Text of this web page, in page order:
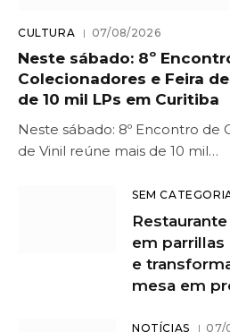
CULTURA 07/08/2026
Neste sábado: 8º
Colecionadores e Feira
de 10 mil LPs em Curitiba
Neste sábado: 8º Encontro de
de Vinil reúne mais de 10 mil…
SEM
em parrillas
e
mesa em
NOTÍCIAS 07/